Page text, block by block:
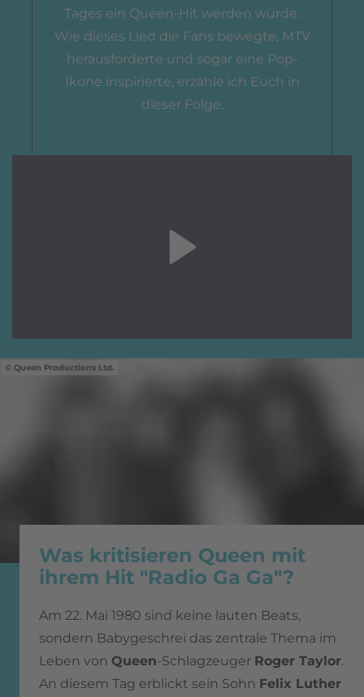
Tages ein Queen-Hit werden würde.
Wie dieses Lied die Fans bewegte, MTV
herausforderte und sogar eine Pop-
Ikone inspirierte, erzähle ich Euch in
dieser Folge.
Queen Productions Ltd.
Was kritisieren Queen mit
ihrem Hit "Radio Ga Ga"?
Am 22. Mai 1980 sind keine lauten Beats,
sondern Babygeschrei das zentrale Thema im
Leben von Queen-Schlagzeuger Roger Taylor.
An diesem Tag erblickt sein Sohn Felix Luther